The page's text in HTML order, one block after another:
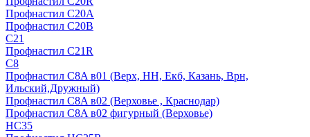
Профнастил С20А
Профнастил С20В
C21
Профнастил С21R
C8
Профнастил С8A в01 (Верх, НН, Екб, Казань, Врн,
Ильский,Дружный)
Профнастил С8A в02 (Верховье , Краснодар)
Профнастил С8A в02 фигурный (Верховье)
HС35